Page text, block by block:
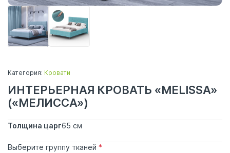
Категория: Кровати
ИНТЕРЬЕРНАЯ КРОВАТЬ «MELISSA»
(«МЕЛИССА»)
Толщина царг65 см
Выберите группу тканей *